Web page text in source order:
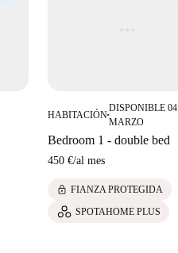
HABITACIÓN■
DISPONIBLE 04
MARZO
Bedroom 1 - double bed
450 €/al mes
lock FIANZA PROTEGIDA
SPOTAHOME PLUS